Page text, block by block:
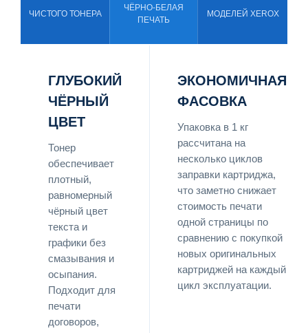
ЧИСТОГО ТОНЕРА
ЧЁРНО-БЕЛАЯ
ПЕЧАТЬ
МОДЕЛЕЙ XEROX
ГЛУБОКИЙ
ЧЁРНЫЙ
ЦВЕТ
Тонер
обеспечивает
плотный,
равномерный
чёрный цвет
текста и
графики без
смазывания и
осыпания.
Подходит для
печати
договоров,
ЭКОНОМИЧНАЯ
ФАСОВКА
Упаковка в 1 кг
рассчитана на
несколько циклов
заправки картриджа,
что заметно снижает
стоимость печати
одной страницы по
сравнению с покупкой
новых оригинальных
картриджей на каждый
цикл эксплуатации.